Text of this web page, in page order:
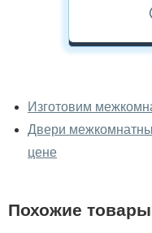
Да, можно
Изготовим
Двери
цене
Похожие товары